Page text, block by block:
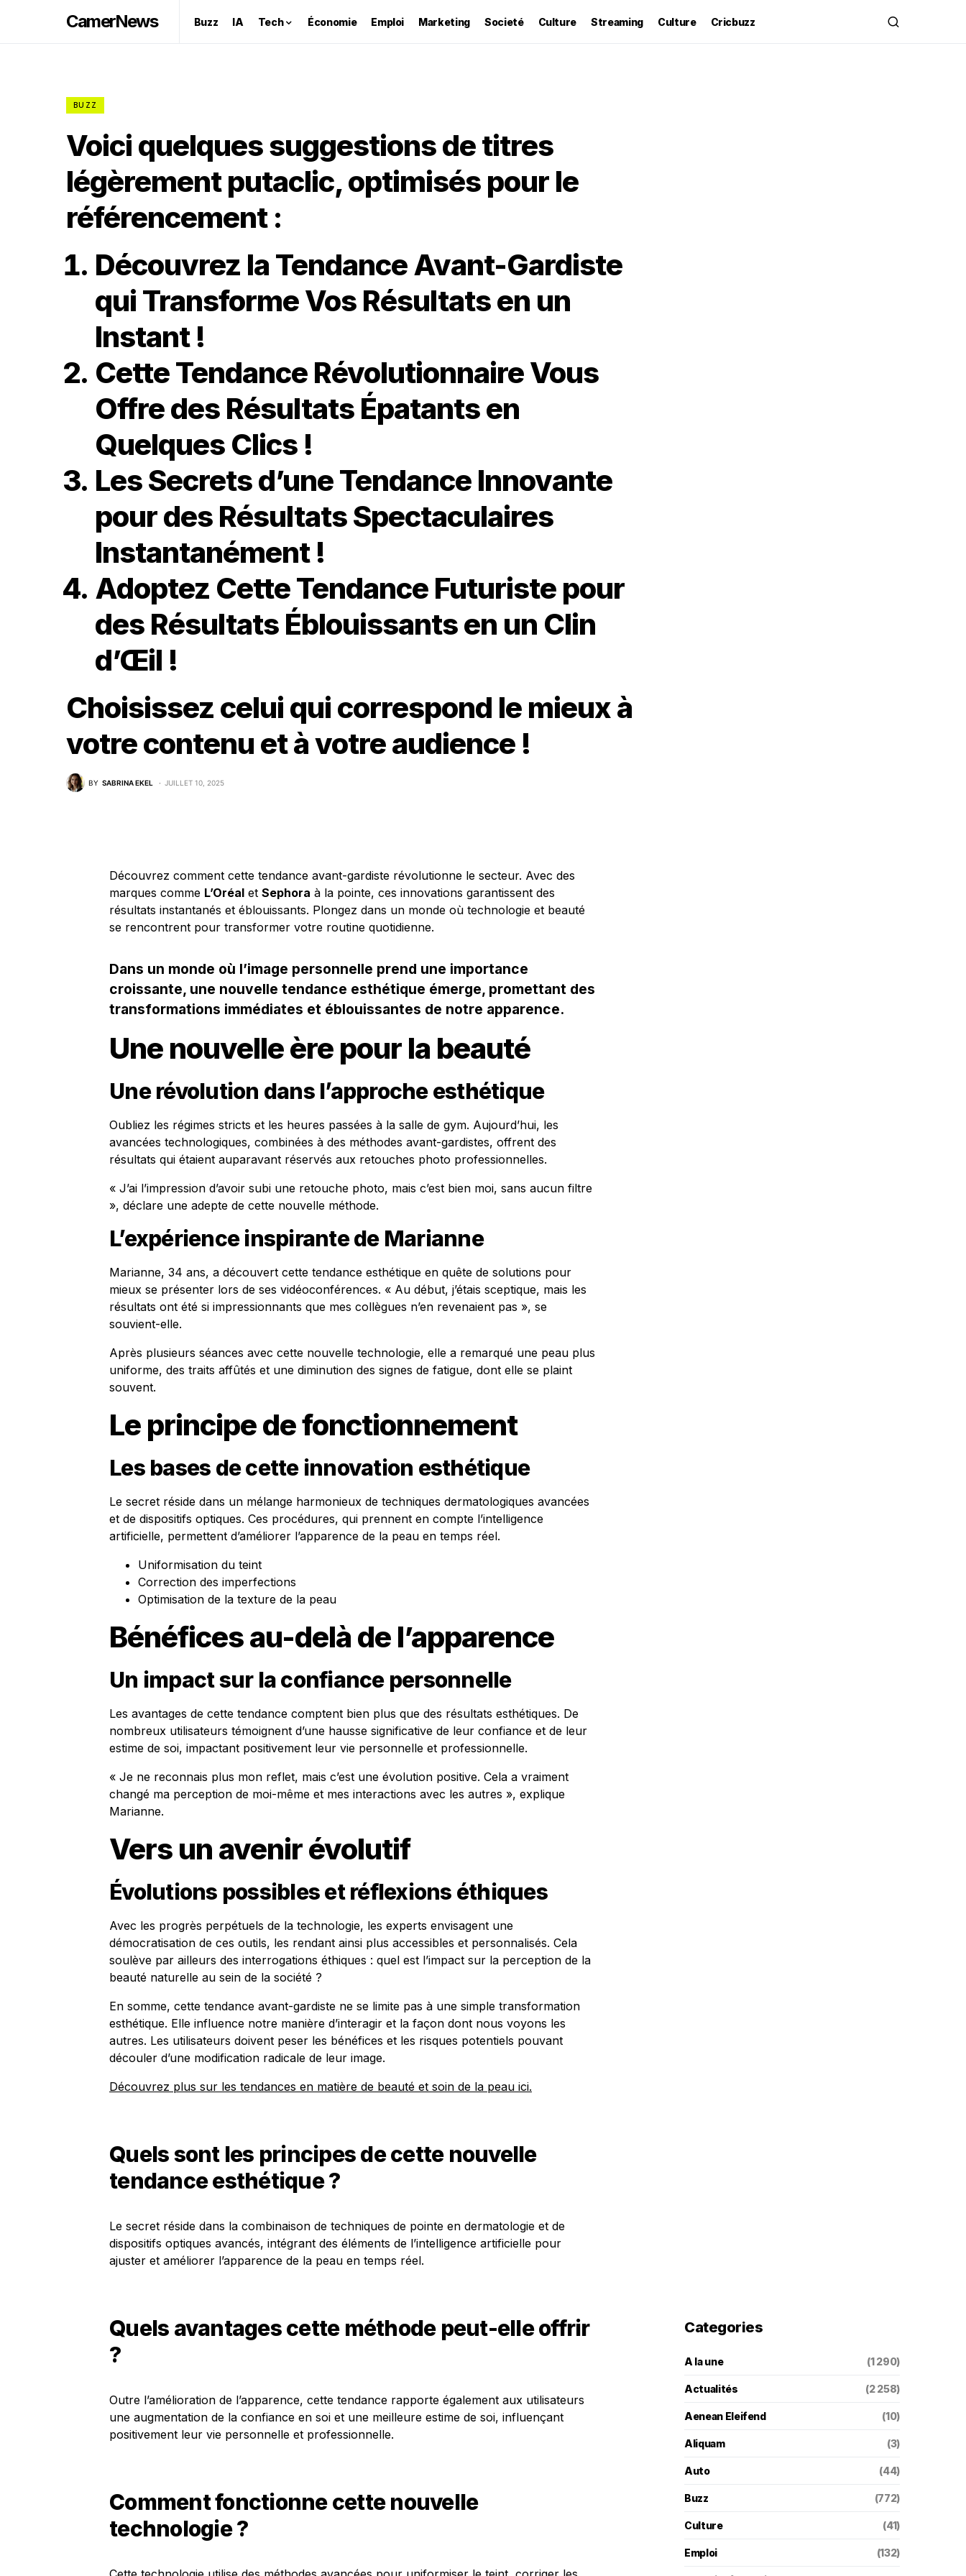
CamerNews Buzz IA Tech Économie Emploi Marketing Societé Culture Streaming Culture Cricbuzz
BUZZ
Voici quelques suggestions de titres
légèrement putaclic, optimisés pour le
référencement :
Découvrez la Tendance Avant-Gardiste
qui Transforme Vos Résultats en un
Instant !
Cette Tendance Révolutionnaire Vous
Offre des Résultats Épatants en
Quelques Clics !
Les Secrets d’une Tendance Innovante
pour des Résultats Spectaculaires
Instantanément !
Adoptez Cette Tendance Futuriste pour
des Résultats Éblouissants en un Clin
d’Œil !
Choisissez celui qui correspond le mieux à
votre contenu et à votre audience !
BY SABRINA EKEL JUILLET 10, 2025
Découvrez comment cette tendance avant-gardiste révolutionne le secteur. Avec des
marques comme L’Oréal et Sephora à la pointe, ces innovations garantissent des
résultats instantanés et éblouissants. Plongez dans un monde où technologie et beauté
se rencontrent pour transformer votre routine quotidienne.
Dans un monde où l’image personnelle prend une importance
croissante, une nouvelle tendance esthétique émerge, promettant des
transformations immédiates et éblouissantes de notre apparence.
Une nouvelle ère pour la beauté
Une révolution dans l’approche esthétique
Oubliez les régimes stricts et les heures passées à la salle de gym. Aujourd’hui, les
avancées technologiques, combinées à des méthodes avant-gardistes, offrent des
résultats qui étaient auparavant réservés aux retouches photo professionnelles.
« J’ai l’impression d’avoir subi une retouche photo, mais c’est bien moi, sans aucun filtre
», déclare une adepte de cette nouvelle méthode.
L’expérience inspirante de Marianne
Marianne, 34 ans, a découvert cette tendance esthétique en quête de solutions pour
mieux se présenter lors de ses vidéoconférences. « Au début, j’étais sceptique, mais les
résultats ont été si impressionnants que mes collègues n’en revenaient pas », se
souvient-elle.
Après plusieurs séances avec cette nouvelle technologie, elle a remarqué une peau plus
uniforme, des traits affûtés et une diminution des signes de fatigue, dont elle se plaint
souvent.
Le principe de fonctionnement
Les bases de cette innovation esthétique
Le secret réside dans un mélange harmonieux de techniques dermatologiques avancées
et de dispositifs optiques. Ces procédures, qui prennent en compte l’intelligence
artificielle, permettent d’améliorer l’apparence de la peau en temps réel.
Uniformisation du teint
Correction des imperfections
Optimisation de la texture de la peau
Bénéfices au-delà de l’apparence
Un impact sur la confiance personnelle
Les avantages de cette tendance comptent bien plus que des résultats esthétiques. De
nombreux utilisateurs témoignent d’une hausse significative de leur confiance et de leur
estime de soi, impactant positivement leur vie personnelle et professionnelle.
« Je ne reconnais plus mon reflet, mais c’est une évolution positive. Cela a vraiment
changé ma perception de moi-même et mes interactions avec les autres », explique
Marianne.
Vers un avenir évolutif
Évolutions possibles et réflexions éthiques
Avec les progrès perpétuels de la technologie, les experts envisagent une
démocratisation de ces outils, les rendant ainsi plus accessibles et personnalisés. Cela
soulève par ailleurs des interrogations éthiques : quel est l’impact sur la perception de la
beauté naturelle au sein de la société ?
En somme, cette tendance avant-gardiste ne se limite pas à une simple transformation
esthétique. Elle influence notre manière d’interagir et la façon dont nous voyons les
autres. Les utilisateurs doivent peser les bénéfices et les risques potentiels pouvant
découler d’une modification radicale de leur image.
Découvrez plus sur les tendances en matière de beauté et soin de la peau ici.
Quels sont les principes de cette nouvelle
tendance esthétique ?
Le secret réside dans la combinaison de techniques de pointe en dermatologie et de
dispositifs optiques avancés, intégrant des éléments de l’intelligence artificielle pour
ajuster et améliorer l’apparence de la peau en temps réel.
Quels avantages cette méthode peut-elle offrir
?
Outre l’amélioration de l’apparence, cette tendance rapporte également aux utilisateurs
une augmentation de la confiance en soi et une meilleure estime de soi, influençant
positivement leur vie personnelle et professionnelle.
Comment fonctionne cette nouvelle
technologie ?
Categories
A la une (1 290)
Actualités (2 258)
Aenean Eleifend (10)
Aliquam (3)
Auto (44)
Buzz (772)
Culture (41)
Emploi (132)